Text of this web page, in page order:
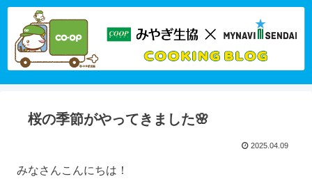
桜の季節がやってきました🌸
2025.04.09
みなさんこんにちは！